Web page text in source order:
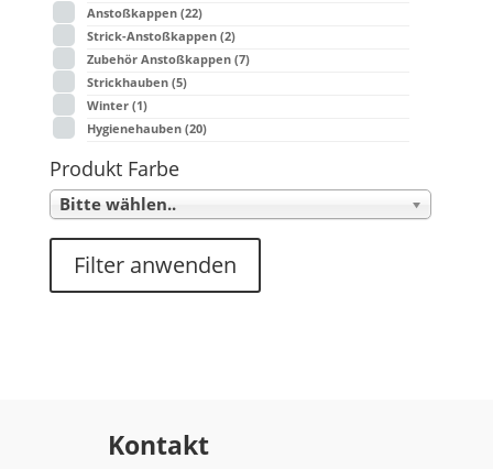
Anstoßkappen (22)
Strick-Anstoßkappen (2)
Zubehör Anstoßkappen (7)
Strickhauben (5)
Winter (1)
Hygienehauben (20)
Produkt Farbe
Bitte wählen..
Filter anwenden
Kontakt